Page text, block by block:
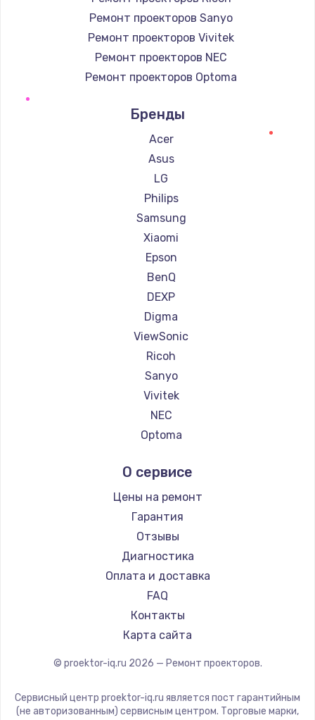
Ремонт проекторов Sanyo
Ремонт проекторов Vivitek
Ремонт проекторов NEC
Ремонт проекторов Optoma
Ремонт проекторов Infocus
Ремонт проекторов Barco
Ремонт проекторов Xgimi
Ремонт проекторов Canon
Ремонт проекторов JVC
Ремонт проекторов Casio
Ремонт проекторов Hiper
Ремонт проекторов HITACHI
Ремонт проекторов Panasonic
Ремонт проекторов Hisense
Бренды
Acer
Asus
LG
Philips
Samsung
Xiaomi
Epson
BenQ
DEXP
Digma
ViewSonic
Ricoh
Sanyo
Vivitek
NEC
Optoma
Infocus
Barco
Xgimi
Canon
JVC
Casio
Hiper
HITACHI
Panasonic
О сервисе
Цены на ремонт
Гарантия
Отзывы
Диагностика
Оплата и доставка
FAQ
Контакты
Карта сайта
© proektor-iq.ru 2026 — Ремонт проекторов.
Сервисный центр proektor-iq.ru является пост гарантийным
(не авторизованным) сервисным центром. Торговые марки,